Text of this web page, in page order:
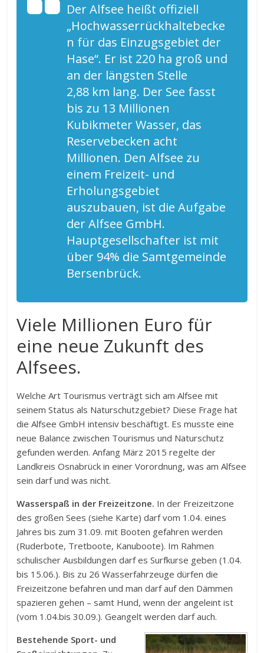
Der Alfsee heißt offiziell
„Hochwasserrückhaltebecke
n für das Einzugsgebiet der
Hase“. Er ist 220 ha groß und
an der längsten Stelle
2,88 km lang. Der See fasst
bis zu 13 Millionen
Kubikmeter Wasser, das
Reservebecken acht
Millionen. Den Alfsee zu
einem Freizeit- und
Erholungsgebiet
auszubauen, ist die Aufgabe
der Alfsee GmbH.
Hauptgesellschafter ist mit
über 94% die Samtgemeinde
Bersenbrück.
Viele Millionen Euro für
eine neue Zukunft des
Alfsees.
Welche Art Tourismus verträgt sich am Alfsee mit
seinem Status als Naturschutzgebiet? Diese Frage hat
die Alfsee GmbH intensiv beschäftigt. Es musste eine
neue Balance zwischen Tourismus und Naturschutz
gefunden werden. Anfang März 2015 regelte der
Landkreis Osnabrück in einer Vorordnung, was am Alfsee
sein darf und was nicht.
Wasserspaß in der Freizeitzone. In der Freizeitzone
des großen Sees (siehe Karte) darf vom 1.04. eines
Jahres bis zum 31.09. mit Booten gefahren werden
(Ruderbote, Tretboote, Kanuboote). Im Rahmen
schulischer Ausbildungen darf es Surfkurse geben (1.04.
bis 15.06.). Bis zu 26 Wasserfahrzeuge dürfen die
Freizeitzone befahren und man darf auf den Dämmen
spazieren gehen – samt Hund, wenn der angeleint ist
(vom 1.04.bis 30.09.). Geangelt werden darf auch.
Bestehende Sport- und